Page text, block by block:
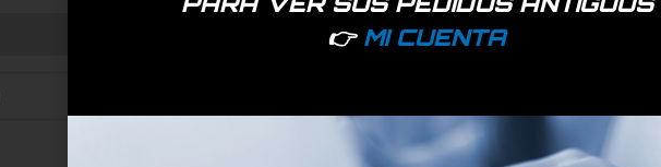
👉 MI CUENTA